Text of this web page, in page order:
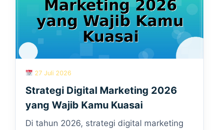
27 Juli 2026
Strategi Digital Marketing 2026
yang Wajib Kamu Kuasai
Di tahun 2026, strategi digital marketing